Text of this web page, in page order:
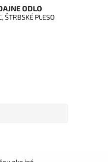
ODLO
ŠTRBSKÉ PLESO